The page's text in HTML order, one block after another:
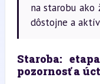
na starobu ako
dôstojne a
Staroba:
pozornosť a